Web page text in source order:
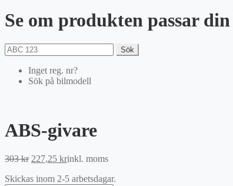
Se om produkten passar
Sök
Inget reg. nr?
Sök på bilmodell
ABS-givare
303kr Det
priset
227,25 krDet
priset
inkl. moms
Skickas inom 2-5 arbetsdagar.